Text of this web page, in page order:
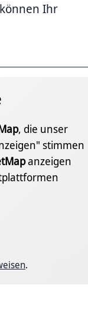
Ihr
, die unser
stimmen
anzeigen
.